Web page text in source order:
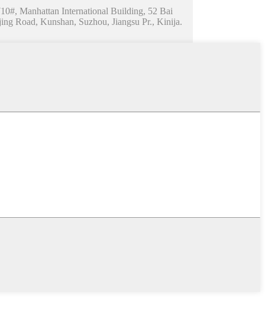
Manhattan International Building, 52 Bai
Road, Kunshan, Suzhou, Jiangsu Pr., Kinija.